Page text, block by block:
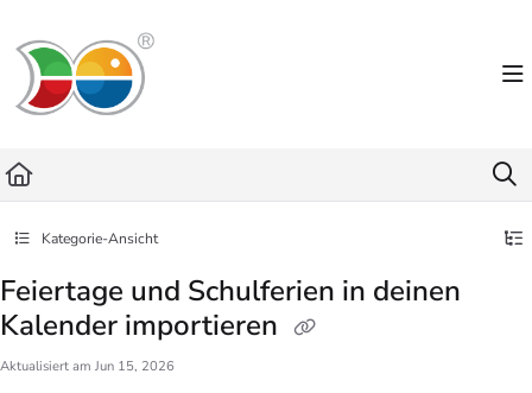
Fetch the complete documentation index at:
Use this file to discover all available pages before exploring further.
Kategorie-Ansicht
Feiertage und Schulferien in deinen
Kalender importieren
Aktualisiert am Jun 15, 2026